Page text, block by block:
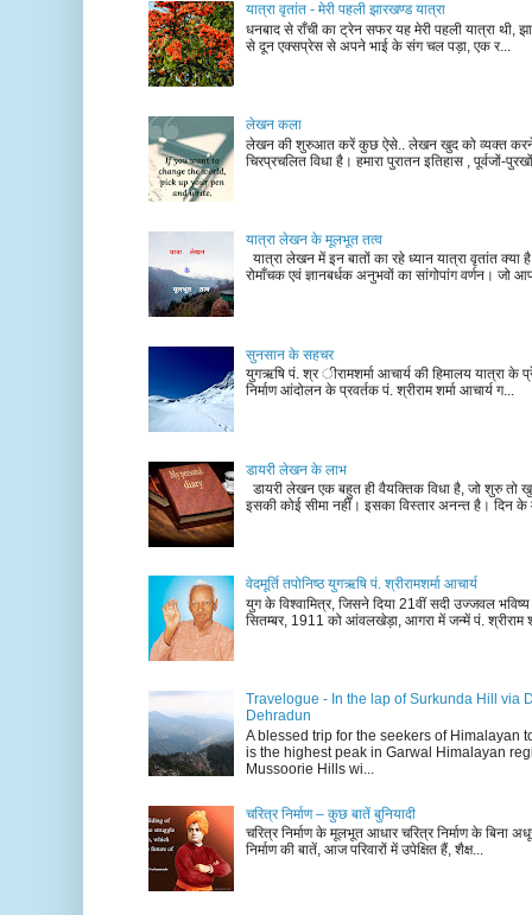
यात्रा वृतांत - मेरी पहली झारखण्ड यात्रा
धनबाद से राँची का ट्रेन सफर यह मेरी पहली यात्रा थी,
से दून एक्सप्रेस से अपने भाई के संग चल पड़ा, एक र...
लेखन कला
लेखन की शुरुआत करें कुछ ऐसे.. लेखन खुद को व्यक्त
चिरप्रचलित विधा है। हमारा पुरातन इतिहास , पूर्वजों-
यात्रा लेखन के मूलभूत तत्व
यात्रा लेखन में इन बातों का रहे ध्यान यात्रा वृतांत क्या
रोमाँचक एवं ज्ञानबर्धक अनुभवों का सांगोपांग वर्णन। जो
सुनसान के सहचर
युगऋषि पं. श्र ीरामशर्मा आचार्य की हिमालय यात्रा के
निर्माण आंदोलन के प्रवर्तक पं. श्रीराम शर्मा आचार्य ग...
डायरी लेखन के लाभ
डायरी लेखन एक बहुत ही वैयक्तिक विधा है, जो शुरु तो
इसकी कोई सीमा नहीं। इसका विस्तार अनन्त है। दिन के
वेदमूर्ति तपोनिष्ठ युगऋषि पं. श्रीरामशर्मा आचार्य
युग के विश्वामित्र, जिसने दिया 21वीं सदी उज्जवल भविष्य
सितम्बर, 1911 को आंवलखेड़ा, आगरा में जन्में पं. श्रीराम
Travelogue - In the lap of Surkunda Hill via
Dehradun
A blessed trip for the seekers of Himalayan
is the highest peak in Garwal Himalayan
Mussoorie Hills wi...
चरित्र निर्माण – कुछ बातें बुनियादी
चरित्र निर्माण के मूलभूत आधार चरित्र निर्माण के बिना
निर्माण की बातें, आज परिवारों में उपेक्षित हैं, शैक्ष...